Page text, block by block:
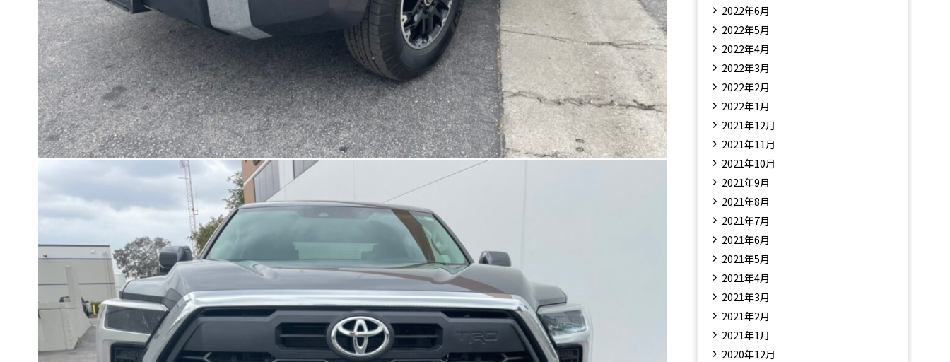
2022年6月
2022年5月
2022年4月
2022年3月
2022年2月
2022年1月
2021年12月
2021年11月
2021年10月
2021年9月
2021年8月
2021年7月
2021年6月
2021年5月
2021年4月
2021年3月
2021年2月
2021年1月
2020年12月